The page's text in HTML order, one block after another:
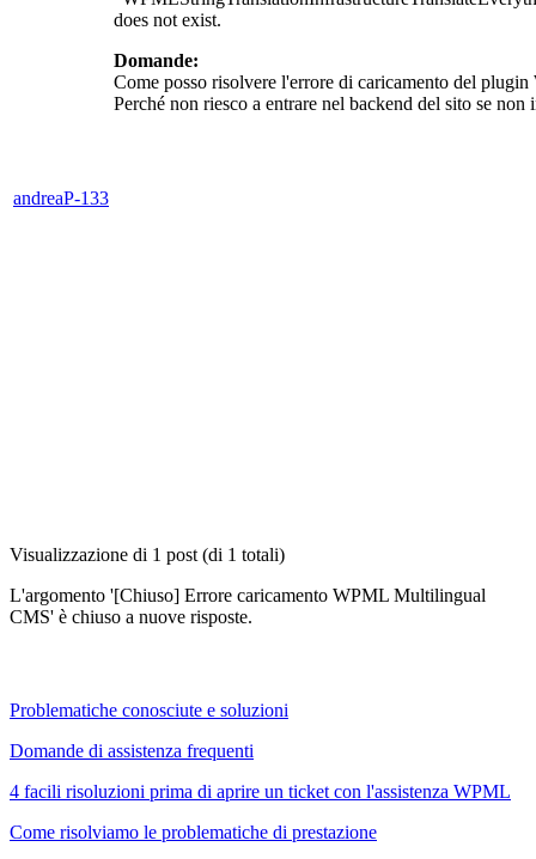
andreaP-133
does not exist.
Domande:
Come posso risolvere l'errore di caricamento del
Perché non riesco a entrare nel backend del sito se
Visualizzazione di 1 post (di 1 totali)
L'argomento '[Chiuso] Errore caricamento WPML Multilingual
CMS' è chiuso a nuove risposte.
Problematiche conosciute e soluzioni
Domande di assistenza frequenti
4 facili risoluzioni prima di aprire un ticket con l'assistenza WPML
Come risolviamo le problematiche di prestazione